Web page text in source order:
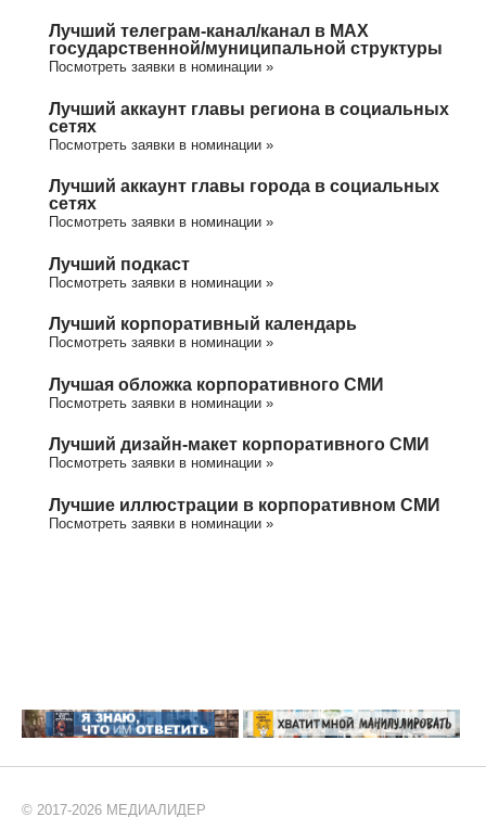
Лучший телеграм-канал/канал в МАХ
государственной/муниципальной структуры
Посмотреть заявки в номинации »
Лучший аккаунт главы региона в социальных
сетях
Посмотреть заявки в номинации »
Лучший аккаунт главы города в социальных
сетях
Посмотреть заявки в номинации »
Лучший подкаст
Посмотреть заявки в номинации »
Лучший корпоративный календарь
Посмотреть заявки в номинации »
Лучшая обложка корпоративного СМИ
Посмотреть заявки в номинации »
Лучший дизайн-макет корпоративного СМИ
Посмотреть заявки в номинации »
Лучшие иллюстрации в корпоративном СМИ
Посмотреть заявки в номинации »
© 2017-2026 МЕДИАЛИДЕР